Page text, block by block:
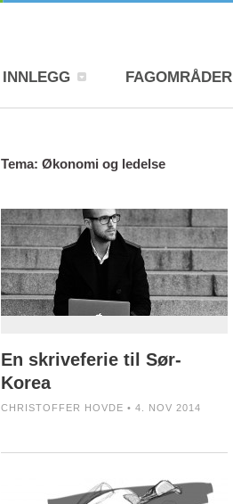
INNLEGG FAGOMRÅDER
Tema: Økonomi og ledelse
En skriveferie til Sør-
Korea
CHRISTOFFER HOVDE • 4. NOV 2014